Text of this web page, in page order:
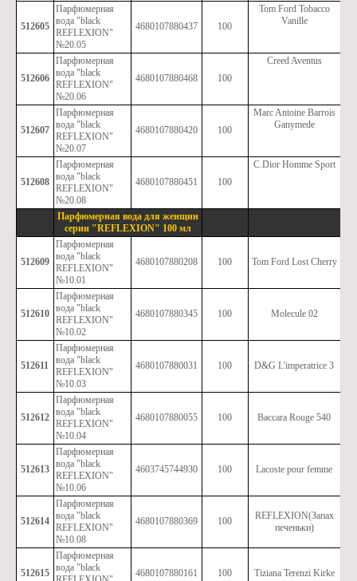
512605
Парфюмерная
вода "black
REFLEXION"
№20.05
4680107880437 100
Tom Ford Tobacco
Vanille
512606
Парфюмерная
вода "black
REFLEXION"
№20.06
4680107880468 100
Creed Aventus
512607
Парфюмерная
вода "black
REFLEXION"
№20.07
4680107880420 100
Marc Antoine Barrois
Ganymede
512608
Парфюмерная
вода "black
REFLEXION"
№20.08
4680107880451 100
C.Dior Homme Sport
Парфюмерная вода для женщин
серии "REFLEXION" 100 мл
512609
Парфюмерная
вода "black
REFLEXION"
№10.01
4680107880208 100 Tom Ford Lost Cherry
512610
Парфюмерная
вода "black
REFLEXION"
№10.02
4680107880345 100 Molecule 02
512611
Парфюмерная
вода "black
REFLEXION"
№10.03
4680107880031 100 D&G L'imperatrice 3
512612
Парфюмерная
вода "black
REFLEXION"
№10.04
4680107880055 100 Baccara Rouge 540
512613
Парфюмерная
вода "black
REFLEXION"
№10.06
4603745744930 100 Lacoste pour femme
512614
Парфюмерная
вода "black
REFLEXION"
№10.08
4680107880369 100
REFLEXION(Запах
печеньки)
512615
Парфюмерная
вода "black
4680107880161 100 Tiziana Terenzi Kirke